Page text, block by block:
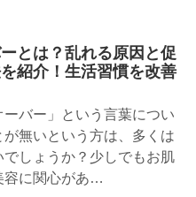
とは？乱れる原因と促
紹介！生活習慣を改善
ーバー」という言葉につい
が無いという方は、多くは
でしょうか？少しでもお肌
容に関心があ…